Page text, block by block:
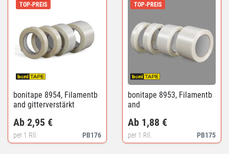
TOP-PREIS
bonitape 8954, Filamentb
and gitterverstärkt
PB176
Ab 2,95 €
per 1 Rll.
TOP-PREIS
bonitape 8953, Filamentb
and
PB175
Ab 1,88 €
per 1 Rll.